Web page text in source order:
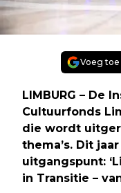
Voeg toe
LIMBURG – De
Cultuurfonds
die wordt
thema’s. Dit
uitgangspunt:
in Transitie –